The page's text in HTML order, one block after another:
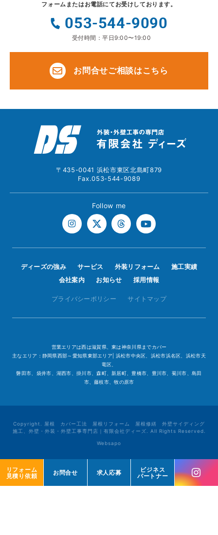
リフォーム
見積り依頼
お問合せ 求人応募
ビジネス
パートナー
リフォーム
見積り依頼
お問合せ 求人応募
ビジネス
パートナー
フォームまたはお電話にてお受けしております。
053-544-9090
受付時間：平日9:00〜19:00
お問合せご相談はこちら
〒435-0041 浜松市東区北島町879
Fax.053-544-9089
Follow me
ディーズの強み サービス 外装リフォーム
施工実績
会社案内
お知らせ 採用情報
プライバシーポリシー サイトマップ
営業エリアは西は滋賀県、東は神奈川県までカバー
主なエリア：静岡県西部～愛知県東部エリア| 浜松市中央区、浜松市浜名区、浜松市天
竜区、
磐田市、袋井市、湖西市、掛川市、森町、新居町、豊橋市、豊川市、菊川市、島田
市、藤枝市、牧の原市
Copyright. 屋根 カバー工法 屋根リフォーム 屋根修繕 外壁サイディング
施工、外壁・外装・外壁工事専門店｜有限会社ディーズ. All Rights Reserved.
Websapo